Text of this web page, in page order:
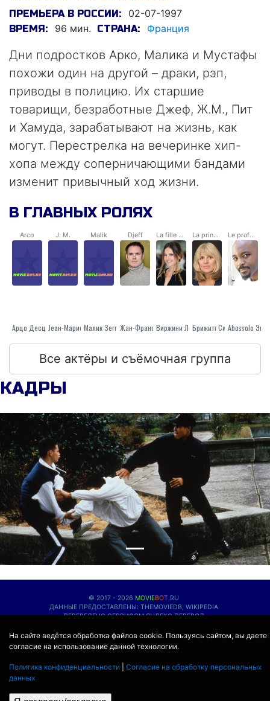
На сайте ведётся обработка файлов cookie. Пользуясь сайтом, вы даете
согласие на использование данной технологии.
Политика конфиденциальности
Согласие на обработку персональных
данных
ПРЕМЬЕРА В РОССИИ: 02-07-1997
ВРЕМЯ: 96 мин. СТРАНА: Франция
Дни подростков Арко, Малика и Мустафы
похожи один на другой – драки, рэп,
приводы в полицию. Их старшие
товарищи, безработные Джеф, Ж.М., Пит
и Хамуда, зарабатывают на жизнь, как
могут. Перестрелка на вечеринке хип-
хопа между соперничающими бандами
изменит привычный ход жизни.
В ГЛАВНЫХ РОЛЯХ
Arco
Арцо Десцат
J. M.
Jеан-Марие Роберт
Malik
Малик Зеггоу
Djeff
Жан-Франсуа Рише
La fille au pistolet
Виржини Ледуайен
La principale du collège
Брижитт Си
Le professeur de gym
Все актёры и съёмочная группа
КАДРЫ
© 2017 - 2026 MOVIEBOT.RU
ДАННЫЕ ПРЕДОСТАВЛЕНЫ: THEMOVIEDB, WIKIPEDIA
ПЕРЕВЕДЕНО СЕРВИСОМЯНДЕКС.ПЕРЕВОД
ПРОЕКЦИОННЫЕ ЛАМПЫ
КОНТАКТЫ
ПОЛИТИКА КОНФИДЕНЦИАЛЬНОСТИ
СОГЛАСИЕ НА ОБРАБОТКУ ПЕРСОНАЛЬНЫХ ДАННЫХ